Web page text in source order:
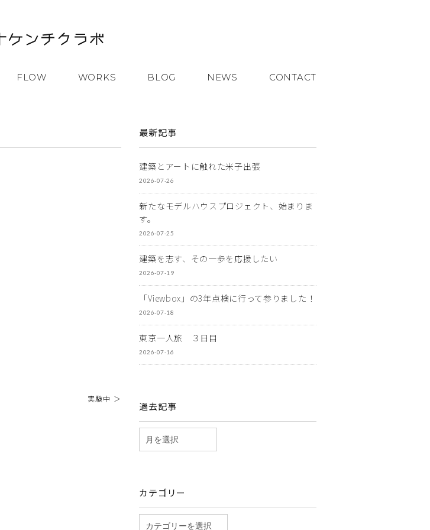
FLOW WORKS BLOG NEWS CONTACT
実験中 ＞
最新記事
建築とアートに触れた米子出張
2026-07-26
新たなモデルハウスプロジェクト、始まりま
す。
2026-07-25
建築を志す、その一歩を応援したい
2026-07-19
「Viewbox」の3年点検に行って参りました！
2026-07-18
東京一人旅 ３日目
2026-07-16
過去記事
カテゴリー